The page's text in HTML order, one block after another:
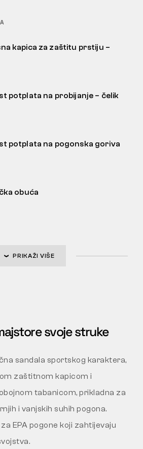
kapica za zaštitu prstiju –
potplata na probijanje – čelik
potplata na pogonska goriva
obuća
PRIKAŽI VIŠE
svoje struke
sandala sportskog karaktera,
zaštitnom kapicom i
tabanicom, prikladna za
i vanjskih suhih pogona.
EPA pogone koji zahtijevaju